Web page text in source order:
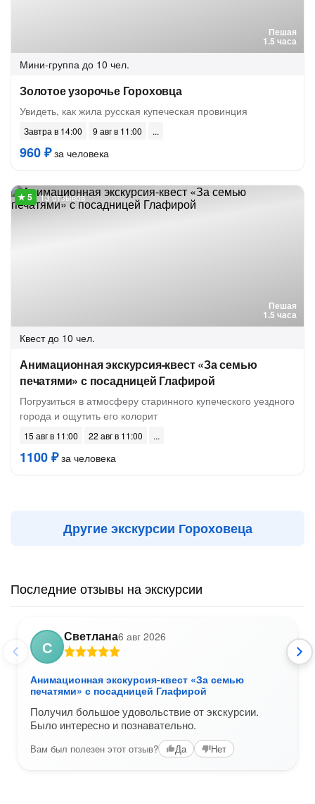
Пешая
1.5 часа
Мини-группа до 10 чел.
Золотое узорочье Гороховца
Увидеть, как жила русская купеческая провинция
Завтра в 14:00 9 авг в 11:00
960 ₽за человека
Пешая
1.5 часа
13 отзывов
Квест до 10 чел.
Анимационная экскурсия-квест «За семью
печатями» с посадницей Глафирой
Погрузиться в атмосферу старинного купеческого уездного
города и ощутить его колорит
15 авг в 11:00 22 авг в 11:00
1100 ₽за человека
Другие экскурсии Гороховеца
Последние отзывы на экскурсии
С
Светлана6 авг 2026
Анимационная экскурсия-квест «За семью
печатями» с посадницей Глафирой
Получил большое удовольствие от экскурсии.
Было интересно и познавательно.
Вам был полезен этот отзыв? Да Нет